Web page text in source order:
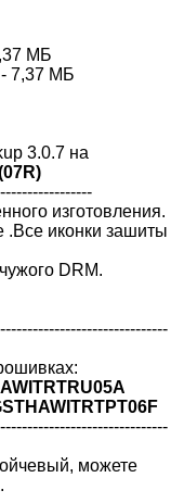
МБ
- 7,37 МБ
3.0.7 на
изготовления.
.Все иконки зашиты
DRM.
можете